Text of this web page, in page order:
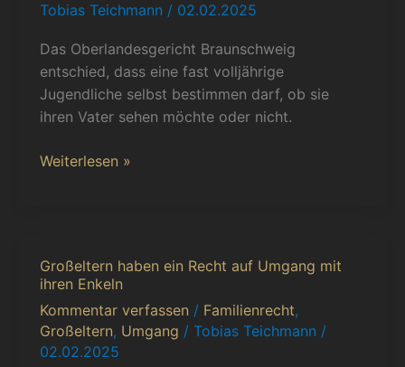
Tobias Teichmann / 02.02.2025
Das Oberlandesgericht Braunschweig
entschied, dass eine fast volljährige
Jugendliche selbst bestimmen darf, ob sie
ihren Vater sehen möchte oder nicht.
einer
volljährigen
Jugendlichen
bei
Umgangsfragen
Weiterlesen »
Großeltern haben ein Recht auf Umgang mit
ihren Enkeln
Kommentar verfassen / Familienrecht,
Großeltern, Umgang / Tobias Teichmann /
02.02.2025
Großeltern
haben
ein
Recht
auf